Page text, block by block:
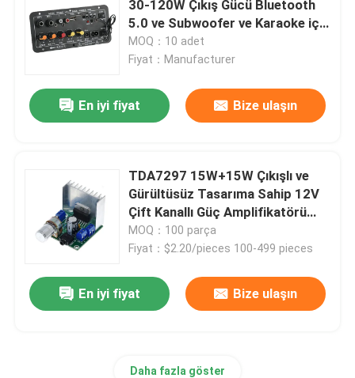
Mesaj bırakın
Sizi yakında arayacağız!
Gönder
Dijital Nem Kontrol Cihazı
Test Aracı
30-120W Çıkış Gücü Bluetooth
5.0 ve Subwoofer ve Karaoke için
Çift Mikrofon Girişi
MOQ：10 adet
Fiyat：Manufacturer
En iyi fiyat Bize ulaşın
TDA7297 15W+15W Çıkışlı ve
Gürültüsüz Tasarıma Sahip 12V
Çift Kanallı Güç Amplifikatörü
Kartı
MOQ：100 parça
Fiyat：$2.20/pieces 100-499 pieces
En iyi fiyat Bize ulaşın
Daha fazla göster